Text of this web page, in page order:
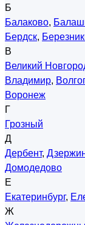
Б
Балаково,
Бердск,
В
Великий
Владимир,
Воронеж
Г
Грозный
Д
Дербент,
Домодедово
Е
Екатеринбург,
Ж